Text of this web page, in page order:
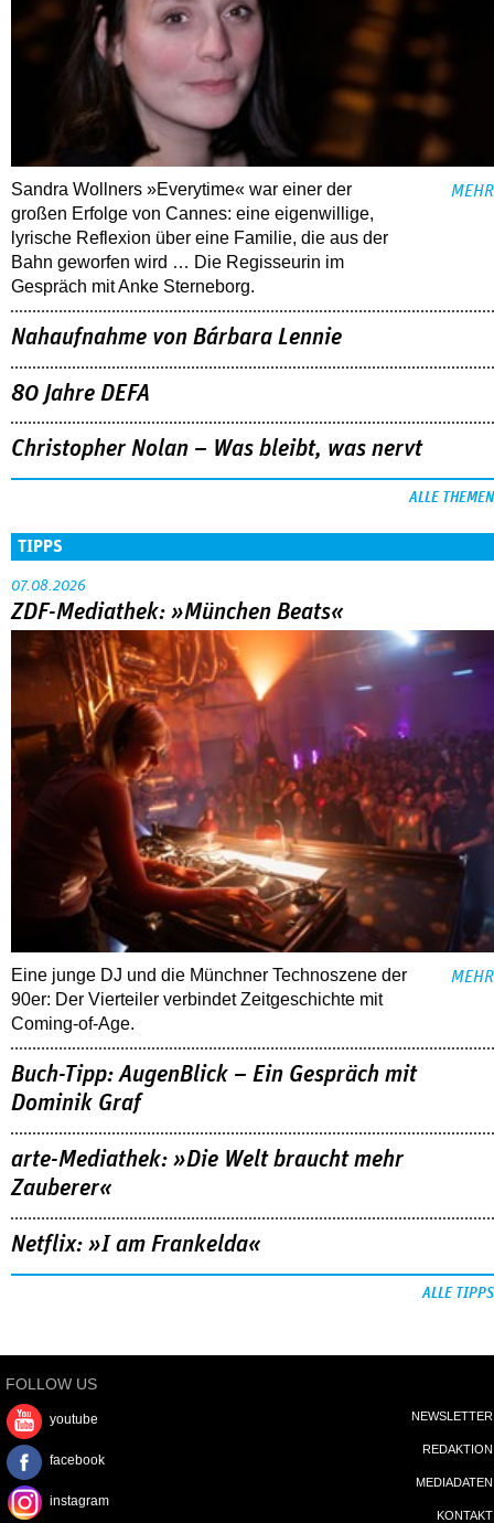
Sandra Wollners »Everytime« war einer der
großen Erfolge von Cannes: eine eigenwillige,
lyrische Reflexion über eine ­Familie, die aus der
Bahn geworfen wird … Die Regisseurin im
Gespräch mit Anke Sterneborg.
MEHR
Nahaufnahme von Bárbara Lennie
80 Jahre DEFA
Christopher Nolan – Was bleibt, was nervt
ALLE THEMEN
TIPPS
07.08.2026
ZDF-Mediathek: »München Beats«
Eine junge DJ und die Münchner Technoszene der
90er: Der Vierteiler verbindet Zeitgeschichte mit
Coming-of-Age.
MEHR
Buch-Tipp: AugenBlick – Ein Gespräch mit
Dominik Graf
arte-Mediathek: »Die Welt braucht mehr
Zauberer«
Netflix: »I am Frankelda«
ALLE TIPPS
FOLLOW US
youtube
facebook
instagram
NEWSLETTER
REDAKTION
MEDIADATEN
KONTAKT